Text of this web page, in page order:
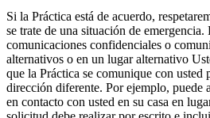
Si la Práctica está de acuerdo,
se trate de una situación de
comunicaciones confidenciales o
alternativos o en un lugar alternativo
que la Práctica se comunique con usted
dirección diferente. Por ejemplo, puede
en contacto con usted en su casa en